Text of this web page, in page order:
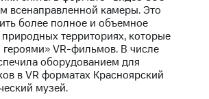
всенаправленной камеры. Это
более полное и объемное
территориях, которые
VR-фильмов. В числе
оборудованием для
в VR форматах Красноярский
музей.